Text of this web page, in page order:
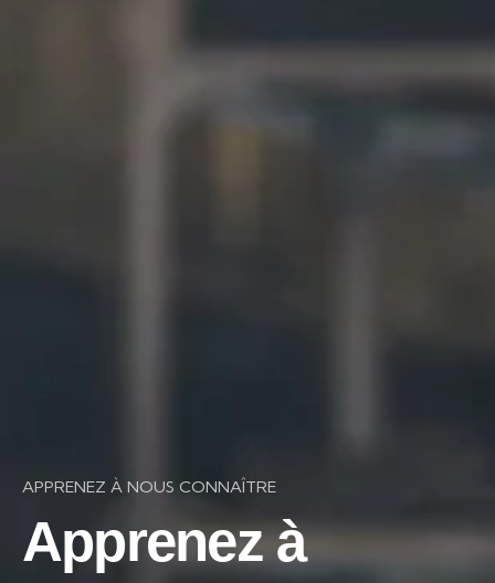
APPRENEZ À NOUS CONNAÎTRE
Apprenez à